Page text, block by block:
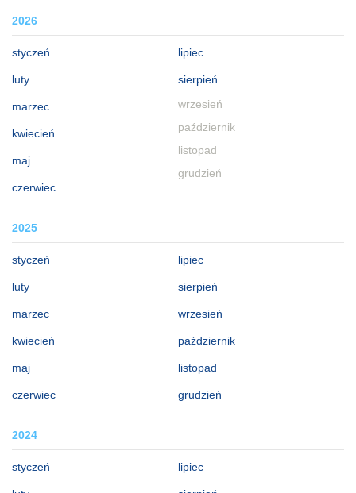
2026
styczeń
luty
marzec
kwiecień
maj
czerwiec
lipiec
sierpień
wrzesień
październik
listopad
grudzień
2025
styczeń
luty
marzec
kwiecień
maj
czerwiec
lipiec
sierpień
wrzesień
październik
listopad
grudzień
2024
styczeń lipiec